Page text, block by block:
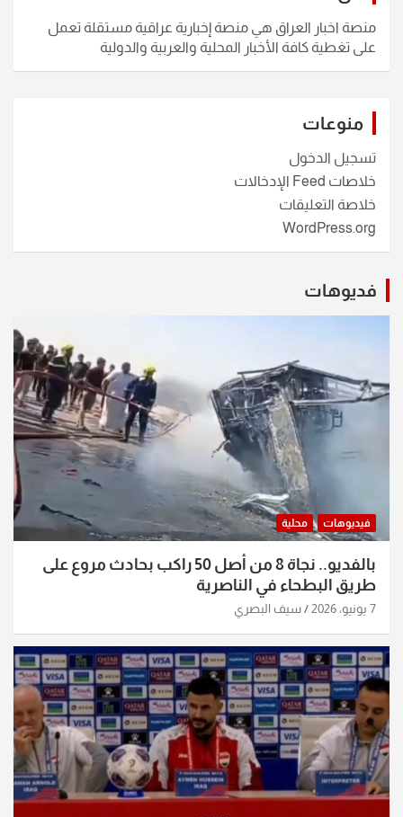
منصة اخبار العراق هي منصة إخبارية عراقية مستقلة تعمل
على تغطية كافة الأخبار المحلية والعربية والدولية
منوعات
تسجيل الدخول
خلاصات Feed الإدخالات
خلاصة التعليقات
WordPress.org
فديوهات
فيديوهات محلية
بالفديو.. نجاة 8 من أصل 50 راكب بحادث مروع على
طريق البطحاء في الناصرية
7 يونيو، 2026 سيف البصري